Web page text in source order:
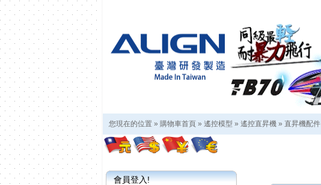
您現在的位置 » 購物車首頁 » 遙控模型 » 遙控直昇機 » 直昇機配件
會員登入!